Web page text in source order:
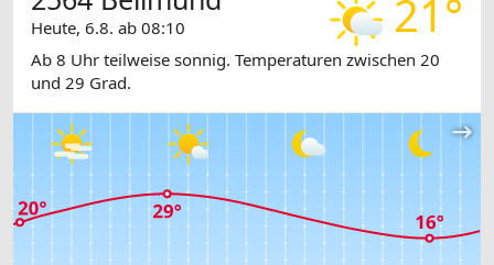
21°
Heute, 6.8. ab 08:10
Ab 8 Uhr teilweise sonnig. Temperaturen zwischen 20
und 29 Grad.